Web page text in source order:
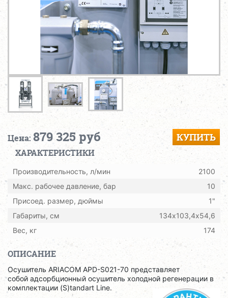
Цена: 879 325 руб КУПИТЬ
ХАРАКТЕРИСТИКИ
Производительность, л/мин
2100
Макс. рабочее давление, бар
10
Присоед. размер, дюймы
1"
Габариты, см
134х103,4х54,6
Вес, кг
174
ОПИСАНИЕ
Осушитель ARIACOM APD-S021-70 представляет
собой адсорбционный осушитель холодной регенерации в
комплектации (S)tandart Line.